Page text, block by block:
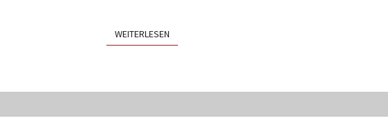
WEITERLESEN